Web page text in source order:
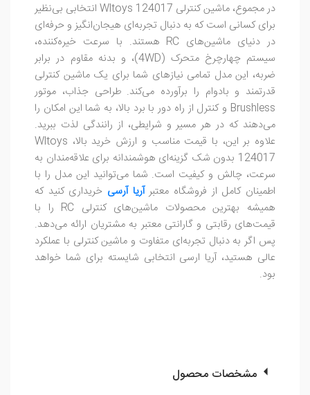
در مجموع، ماشین کنترلی Wltoys 124017 انتخابی بی‌نظیر
برای کسانی است که به دنبال تجربه‌ای هیجان‌انگیز و حرفه‌ای
در دنیای ماشین‌های RC هستند. با سرعت خیره‌کننده،
سیستم چهارچرخ متحرک (4WD)، و بدنه مقاوم در برابر
ضربه، این مدل تمامی نیازهای شما برای یک ماشین کنترلی
قدرتمند و بادوام را برآورده می‌کند. طراحی جذاب، موتور
Brushless و کنترل از راه دور با برد بالا، به شما این امکان را
می‌دهند که در هر مسیر و شرایطی، از رانندگی لذت ببرید.
علاوه بر این، با قیمت مناسب و ارزش خرید بالا، Wltoys
124017 بدون شک گزینه‌ای هوشمندانه برای علاقه‌مندان به
سرعت، چالش و کیفیت است. شما می‌توانید این مدل را با
اطمینان کامل از فروشگاه معتبرآریا آرسی خریداری کنید که
همیشه بهترین محصولات ماشین‌های کنترلی RC را با
قیمت‌های رقابتی و گارانتی معتبر به مشتریان ارائه می‌دهد.
پس اگر به دنبال تجربه‌ای متفاوت و ماشین کنترلی با عملکرد
عالی هستید، آریا ارسی انتخابی شایسته برای شما خواهد
بود.
مشخصات محصول